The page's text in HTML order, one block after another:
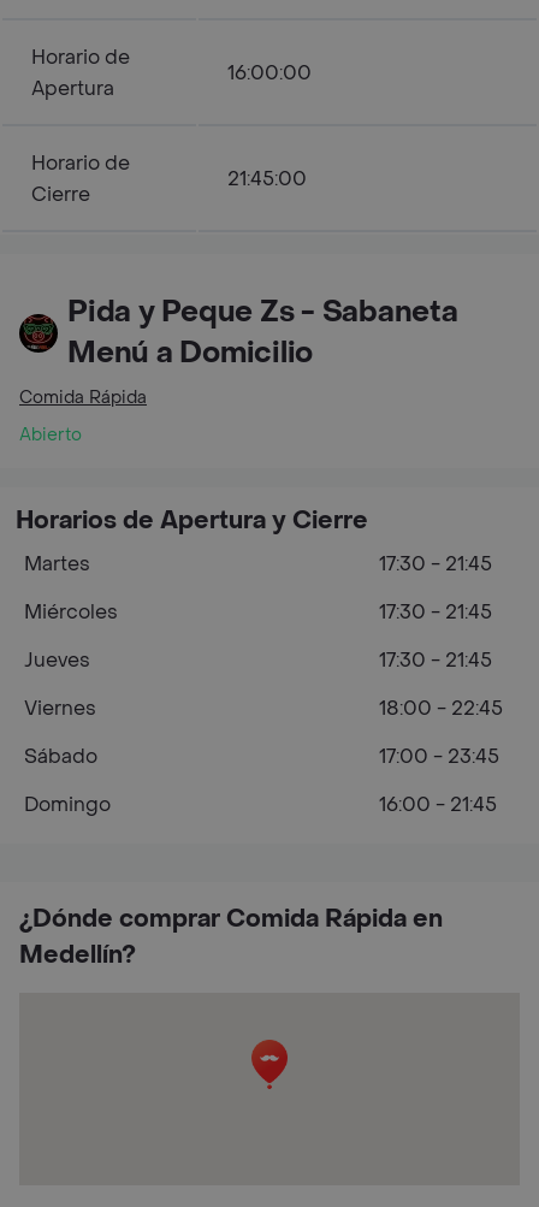
Horario de
Apertura
16:00:00
Horario de
Cierre
21:45:00
Pida y Peque Zs - Sabaneta
Menú a Domicilio
Comida Rápida
Abierto
¿Dónde comprar Comida Rápida en
Medellín?
Horarios de Apertura y Cierre
Martes
17:30 - 21:45
Miércoles
17:30 - 21:45
Jueves
17:30 - 21:45
Viernes
18:00 - 22:45
Sábado
17:00 - 23:45
Domingo
16:00 - 21:45